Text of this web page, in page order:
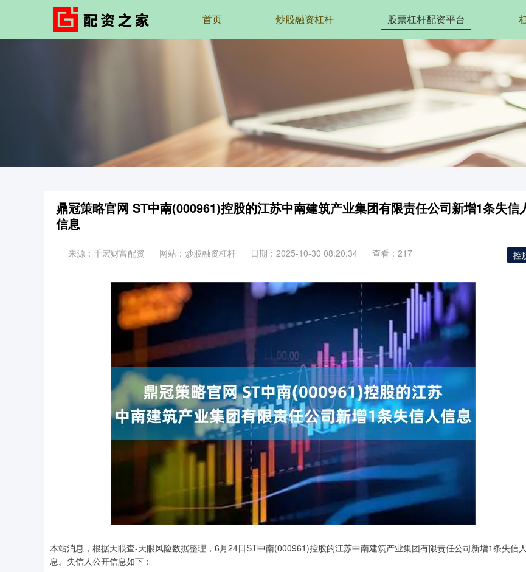
首页 炒股融资杠杆 股票杠杆配资平台
鼎冠策略官网 ST中南(000961)控股的江苏中南建筑产业集团有限责任公司新增1条失信
信息
控
来源：千宏财富配资 网站：炒股融资杠杆 日期：2025-10-30 08:20:34 查看：217
本站消息，根据天眼查-天眼风险数据整理，6月24日ST中南(000961)控股的江苏中南建筑产业集团有限责任公司新增1条失信
息。失信人公开信息如下：